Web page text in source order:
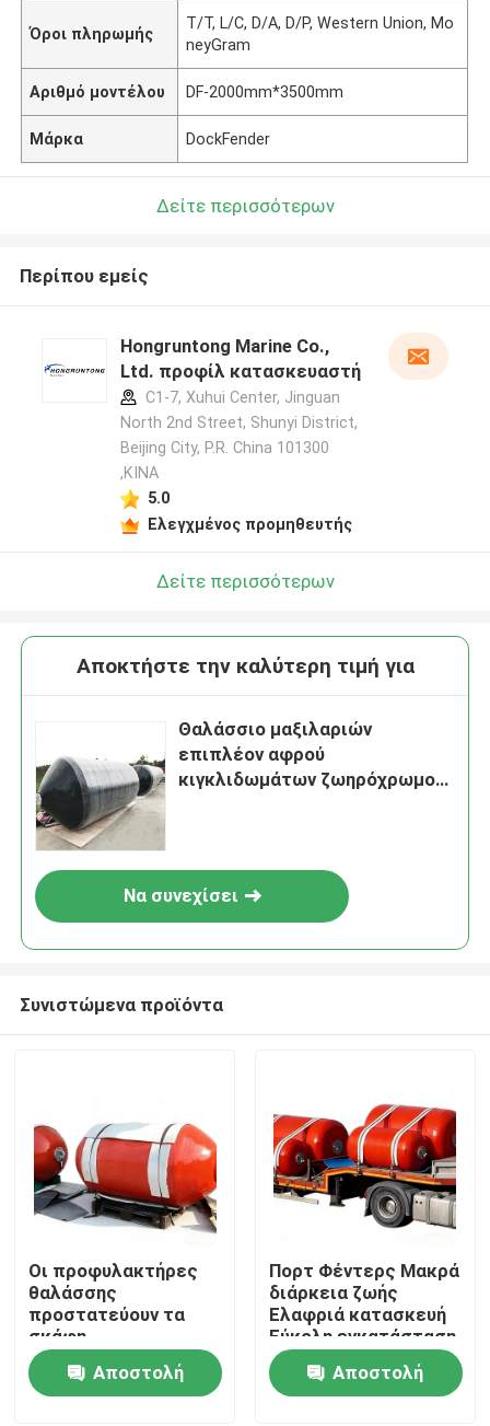
Σπίτι
Προϊόντα
Όροι πληρωμής
T/T, L/C, D/A, D/P, Western Union, Mo
neyGram
Αριθμό μοντέλου DF-2000mm*3500mm
Μάρκα DockFender
Δείτε περισσότερων
Περίπου εμείς
Hongruntong Marine Co.,
Ltd. προφίλ κατασκευαστή
C1-7, Xuhui Center, Jinguan
North 2nd Street, Shunyi District,
Beijing City, P.R. China 101300
,ΚΙΝΑ
5.0
Ελεγχμένος προμηθευτής
Δείτε περισσότερων
Αποκτήστε την καλύτερη τιμή για
Θαλάσσιο μαξιλαριών
επιπλέον αφρού
κιγκλιδωμάτων ζωηρόχρωμο
Να συνεχίσει
Συνιστώμενα προϊόντα
Οι προφυλακτήρες
θαλάσσης
προστατεύουν τα
σκάφη
αποτελεσματικά,
μειώνοντας τις
ζημιές κατά την
Αποστολή
Πορτ Φέντερς Μακρά
διάρκεια ζωής
Ελαφριά κατασκευή
Εύκολη εγκατάσταση
Αποστολή